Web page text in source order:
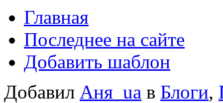
Главная
Последнее на сайте
Добавить шаблон
Добавил Аня_ua в Блоги,